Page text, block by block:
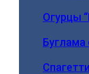
Огурцы
Буглама